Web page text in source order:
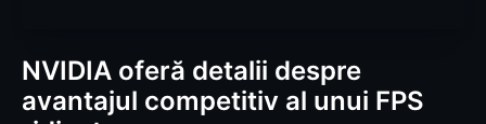
NVIDIA oferă detalii despre
avantajul competitiv al unui FPS